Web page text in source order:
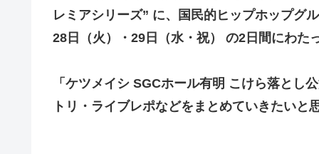
レミアシリーズ” に、国民的ヒップホップグ
28日（火）・29日（水・祝） の2日間にわた
「ケツメイシ SGCホール有明 こけら落とし
トリ・ライブレポなどをまとめていきたいと